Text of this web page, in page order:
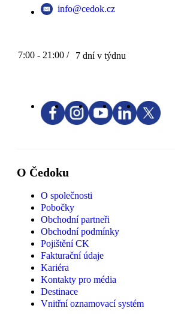
info@cedok.cz
7:00 - 21:00 / 7 dní v týdnu
O Čedoku
O společnosti
Pobočky
Obchodní partneři
Obchodní podmínky
Pojištění CK
Fakturační údaje
Kariéra
Kontakty pro média
Destinace
Vnitřní oznamovací systém